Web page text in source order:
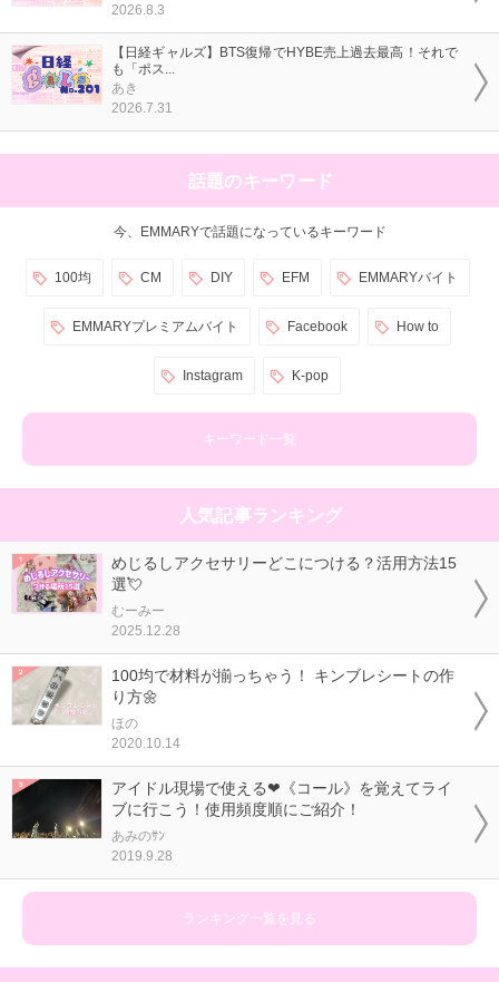
2026.8.3
【日経ギャルズ】BTS復帰でHYBE売上過去最高！それで
も「ポス...
あき
2026.7.31
話題のキーワード
今、EMMARYで話題になっているキーワード
100均 CM DIY EFM EMMARYバイト
EMMARYプレミアムバイト Facebook How to
Instagram K-pop
キーワード一覧
人気記事ランキング
めじるしアクセサリーどこにつける？活用方法15
選💘
むーみー
2025.12.28
100均で材料が揃っちゃう！ キンブレシートの作
り方🌼
ほの
2020.10.14
アイドル現場で使える❤《コール》を覚えてライ
ブに行こう！使用頻度順にご紹介！
あみのｻﾝ
2019.9.28
ランキング一覧を見る